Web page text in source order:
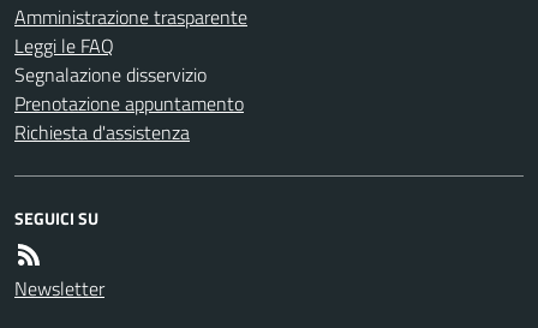
Amministrazione trasparente
Leggi le FAQ
Segnalazione disservizio
Prenotazione appuntamento
Richiesta d'assistenza
SEGUICI SU
Newsletter